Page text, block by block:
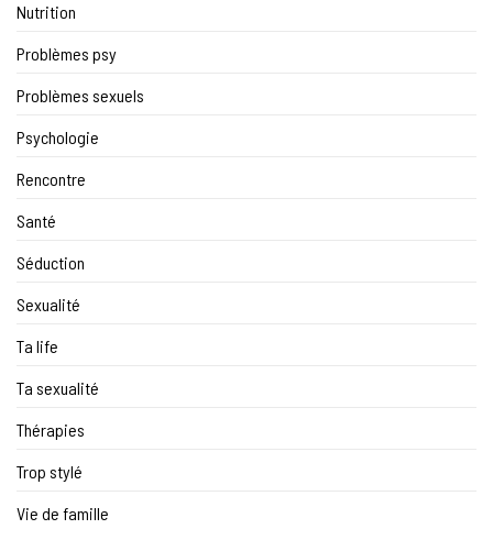
Nutrition
Problèmes psy
Problèmes sexuels
Psychologie
Rencontre
Santé
Séduction
Sexualité
Ta life
Ta sexualité
Thérapies
Trop stylé
Vie de famille